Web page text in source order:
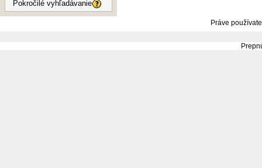
Pokročilé vyhľadávanie
Práve